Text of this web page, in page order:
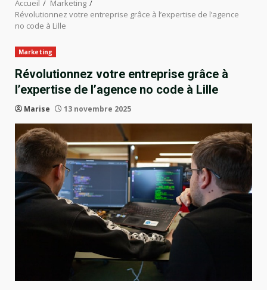
Accueil
Marketing
Révolutionnez votre entreprise grâce à l’expertise de l’agence
no code à Lille
Marketing
Révolutionnez votre entreprise grâce à
l’expertise de l’agence no code à Lille
Marise 13 novembre 2025